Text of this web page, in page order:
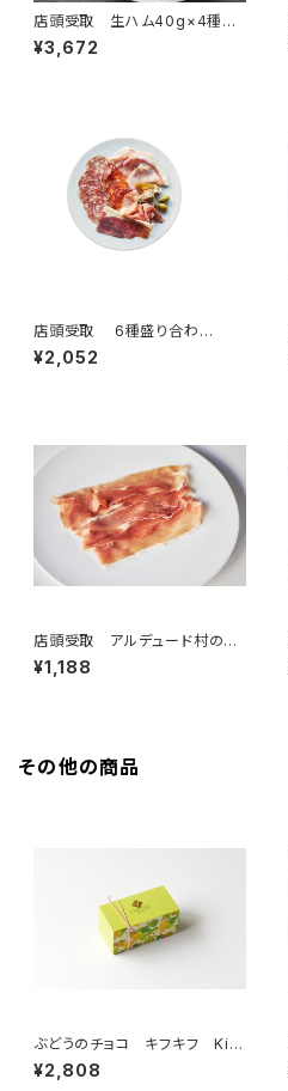
店頭受取 生ハム40g×4種
（3～4名様）＜フランス・バスク、
オーヴェルニ＞
¥3,672
店頭受取 6種盛り合わ
せ ”スタンダード”（2名様）
¥2,052
店頭受取 アルデュード村の生
ハム 50g ＜ピエール・オテイ
ザ＞(フランス・バスク)
¥1,188
その他の商品
ぶどうのチョコ キフキフ Kif-
Kif 135g
¥2,808